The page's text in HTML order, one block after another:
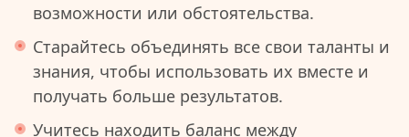
возможности или обстоятельства.
Старайтесь объединять все свои таланты и
знания, чтобы использовать их вместе и
получать больше результатов.
Учитесь находить баланс между